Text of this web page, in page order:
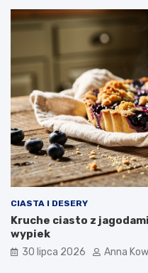
CIASTA I DESERY
Kruche ciasto z
wypiek
30 lipca 2026 Anna